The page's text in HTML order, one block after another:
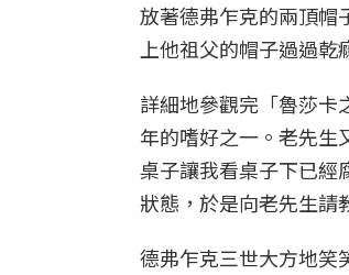
放著德弗乍克的兩頂帽
上他祖父的帽子過過乾
詳細地參觀完「魯莎卡
年的嗜好之一。老先生
桌子讓我看桌子下已經
狀態，於是向老先生請
德弗乍克三世大方地笑